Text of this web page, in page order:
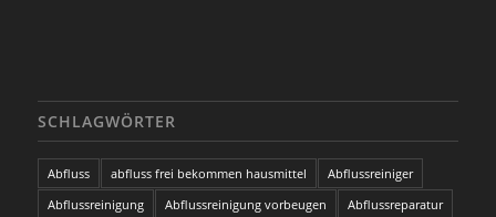
SCHLAGWÖRTER
Abfluss abfluss frei bekommen hausmittel
Abflussreiniger
Abflussreinigung
Abflussreinigung vorbeugen
Abflussreparatur